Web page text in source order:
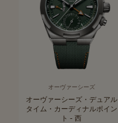
オーヴァーシーズ
オーヴァーシーズ・デュアル
タイム・カーディナルポイン
ト - 西